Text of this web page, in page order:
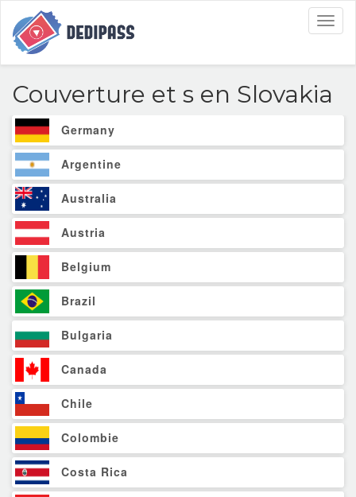
Couverture et s en Slovakia
Germany
Argentine
Australia
Austria
Belgium
Brazil
Bulgaria
Canada
Chile
Colombie
Costa Rica